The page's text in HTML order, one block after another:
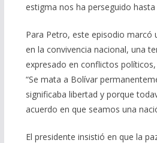
estigma nos ha perseguido
Para Petro, este episodio marcó
en la convivencia nacional, una
expresado en conflictos
“Se mata a Bolívar
significaba libertad y porque
acuerdo en que seamos una
El presidente insistió en que la